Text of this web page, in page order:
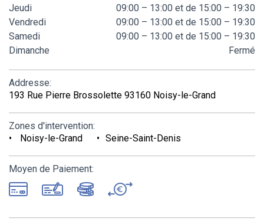
Jeudi
09:00 – 13:00 et de 15:00 – 19:30
Vendredi
09:00 – 13:00 et de 15:00 – 19:30
Samedi
09:00 – 13:00 et de 15:00 – 19:30
Dimanche
Fermé
Addresse:
193 Rue Pierre Brossolette 93160 Noisy-le-Grand
Zones d'intervention:
Noisy-le-Grand
Seine-Saint-Denis
Moyen de Paiement: